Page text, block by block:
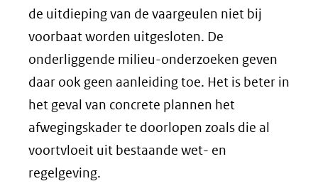
de uitdieping van de vaargeulen niet bij
voorbaat worden uitgesloten. De
onderliggende milieu-onderzoeken geven
daar ook geen aanleiding toe. Het is beter in
het geval van concrete plannen het
afwegingskader te doorlopen zoals die al
voortvloeit uit bestaande wet- en
regelgeving.